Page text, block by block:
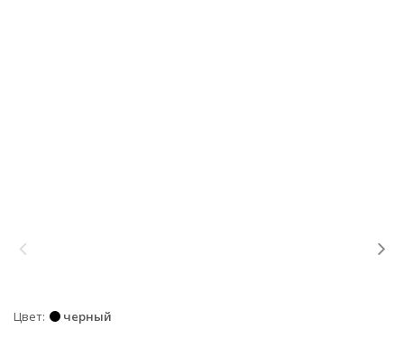
Цвет черный